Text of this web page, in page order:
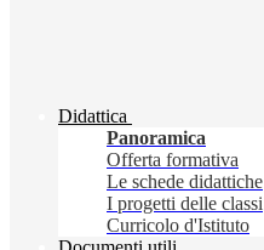
Didattica
Panoramica
Offerta formativa
Le schede didattiche
I progetti delle classi
Curricolo d'Istituto